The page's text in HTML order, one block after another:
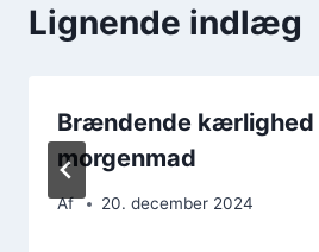
Lignende indlæg
Brændende kærlighed
morgenmad
Af 20. december 2024